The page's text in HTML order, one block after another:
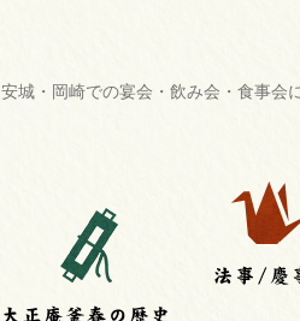
安城・岡崎での宴会・飲み会・食事会